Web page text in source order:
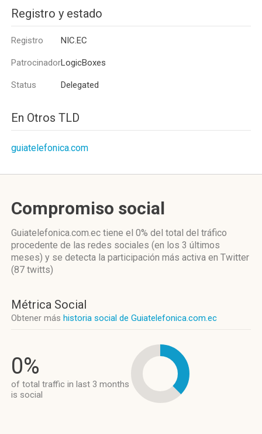
Registro y estado
Registro NIC.EC
PatrocinadorLogicBoxes
Status Delegated
En Otros TLD
guiatelefonica.com
Compromiso social
Guiatelefonica.com.ec tiene el 0% del total del tráfico
procedente de las redes sociales (en los 3 últimos
meses) y se detecta la participación más activa en Twitter
(87 twitts)
Métrica Social
Obtener más historia social de Guiatelefonica.com.ec
0%
of total traffic in last 3 months
is social